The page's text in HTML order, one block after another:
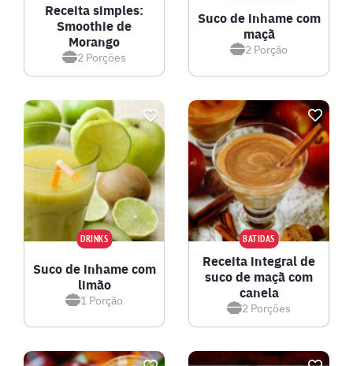
Receita simples:
Smoothie de
Morango
2 Porções
Suco de inhame com
maçã
2 Porção
DRINKS
Suco de inhame com
limão
1 Porção
BATIDAS
Receita integral de
suco de maçã com
canela
2 Porções